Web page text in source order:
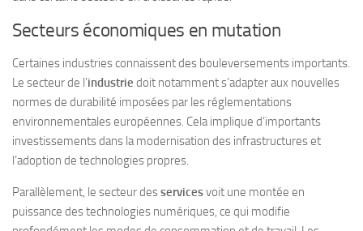
Secteurs économiques en mutation
Certaines industries connaissent des bouleversements importants.
Le secteur de l’industrie doit notamment s’adapter aux nouvelles
normes de durabilité imposées par les réglementations
environnementales européennes. Cela implique d’importants
investissements dans la modernisation des infrastructures et
l’adoption de technologies propres.
Parallèlement, le secteur desservicesvoit une montée en
puissance des technologies numériques, ce qui modifie